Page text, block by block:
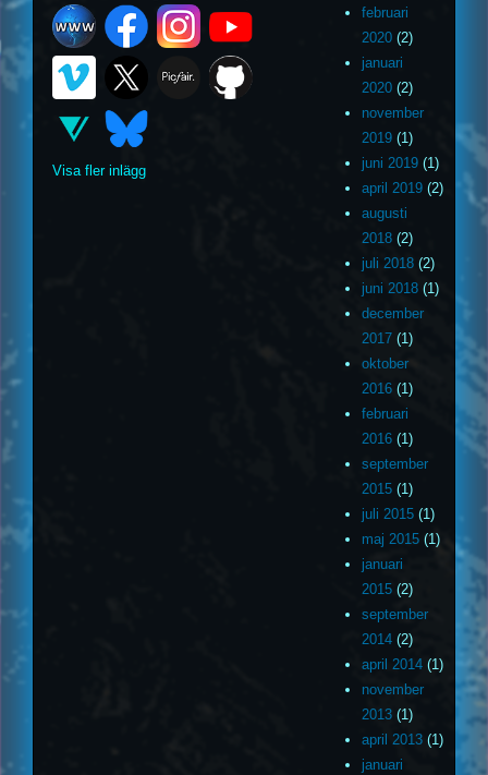
Visa fler inlägg
februari
2020(2)
januari
2020(2)
november
2019(1)
juni 2019(1)
april 2019(2)
augusti
2018(2)
juli 2018(2)
juni 2018(1)
december
2017(1)
oktober
2016(1)
februari
2016(1)
september
2015(1)
juli 2015(1)
maj 2015(1)
januari
2015(2)
september
2014(2)
april 2014(1)
november
2013(1)
april 2013(1)
januari